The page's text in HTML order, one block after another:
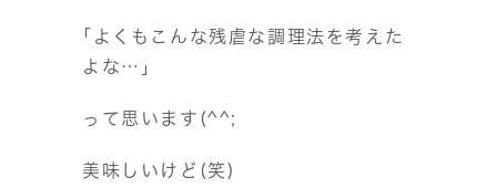
｢よくもこんな残虐な調理法を考えた
よな…」
って思います(^^;
美味しいけど(笑)